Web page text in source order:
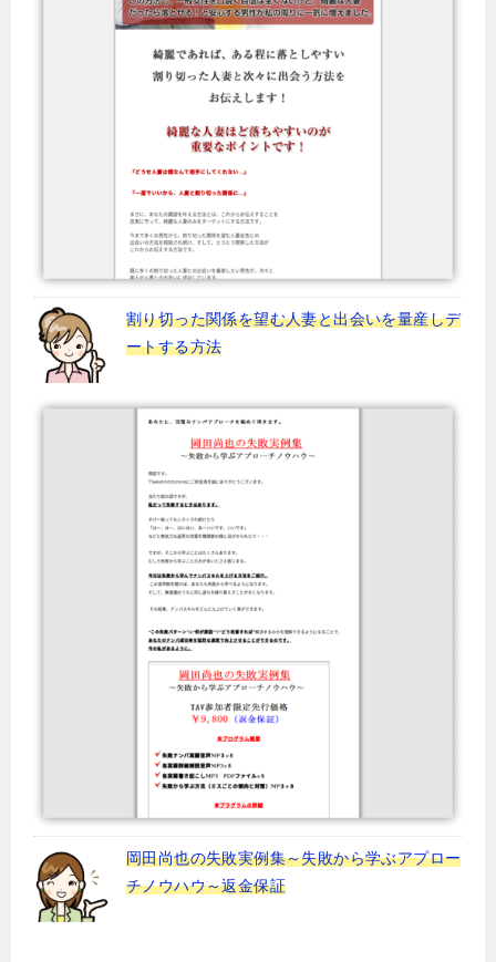
割り切った関係を望む人妻と出会いを量産しデ
ートする方法
岡田尚也の失敗実例集～失敗から学ぶアプロー
チノウハウ～返金保証